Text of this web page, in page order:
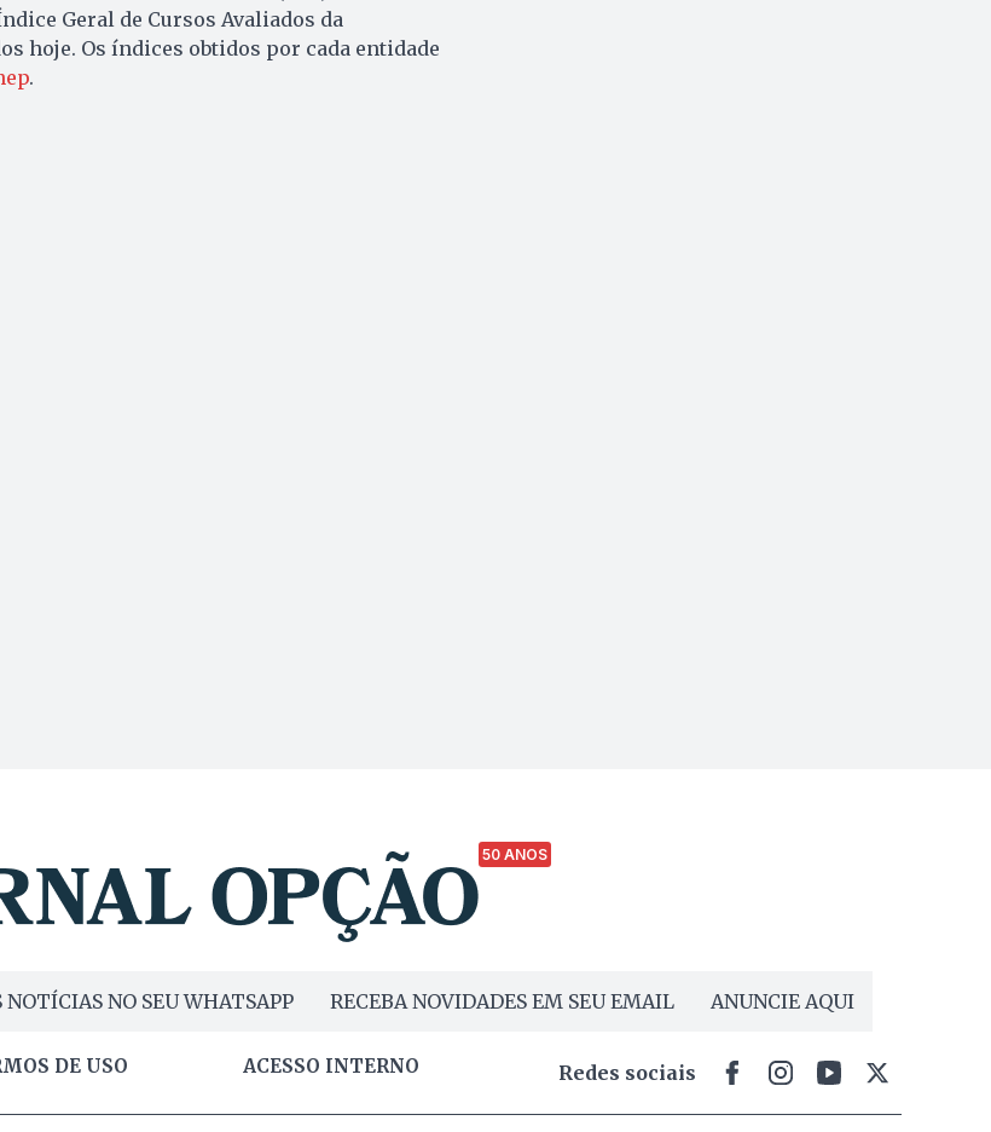
Geral de Cursos Avaliados da
hoje. Os índices obtidos por cada entidade
.
50 ANOS
NOTÍCIAS NO SEU WHATSAPP RECEBA NOVIDADES EM SEU EMAIL ANUNCIE AQUI
DE USO ACESSO INTERNO Redes sociais